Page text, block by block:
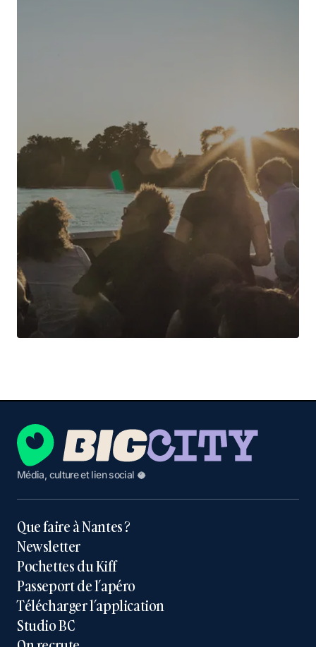
Média, culture et lien social 🥥
Que faire à Nantes ?
Newsletter
Pochettes du Kiff
Passeport de l’apéro
Télécharger l’application
Studio BC